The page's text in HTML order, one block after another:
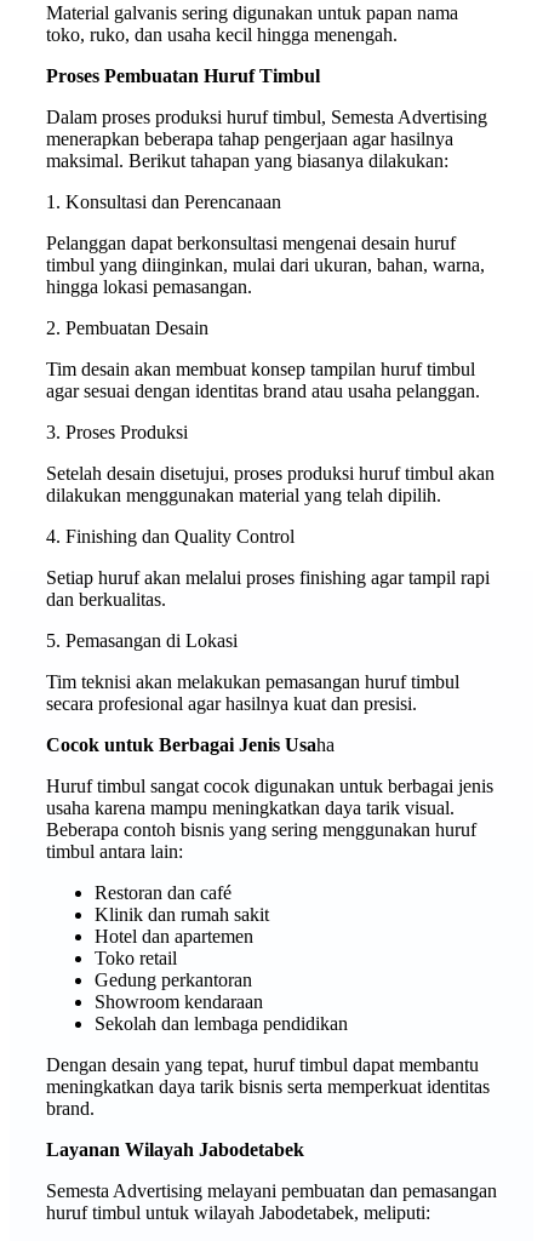
Material galvanis sering digunakan untuk papan nama
toko, ruko, dan usaha kecil hingga menengah.
Proses Pembuatan Huruf Timbul
Dalam proses produksi huruf timbul, Semesta Advertising
menerapkan beberapa tahap pengerjaan agar hasilnya
maksimal. Berikut tahapan yang biasanya dilakukan:
1. Konsultasi dan Perencanaan
Pelanggan dapat berkonsultasi mengenai desain huruf
timbul yang diinginkan, mulai dari ukuran, bahan, warna,
hingga lokasi pemasangan.
2. Pembuatan Desain
Tim desain akan membuat konsep tampilan huruf timbul
agar sesuai dengan identitas brand atau usaha pelanggan.
3. Proses Produksi
Setelah desain disetujui, proses produksi huruf timbul akan
dilakukan menggunakan material yang telah dipilih.
4. Finishing dan Quality Control
Setiap huruf akan melalui proses finishing agar tampil rapi
dan berkualitas.
5. Pemasangan di Lokasi
Tim teknisi akan melakukan pemasangan huruf timbul
secara profesional agar hasilnya kuat dan presisi.
Cocok untuk Berbagai Jenis Usaha
Huruf timbul sangat cocok digunakan untuk berbagai jenis
usaha karena mampu meningkatkan daya tarik visual.
Beberapa contoh bisnis yang sering menggunakan huruf
timbul antara lain:
Restoran dan café
Klinik dan rumah sakit
Hotel dan apartemen
Toko retail
Gedung perkantoran
Showroom kendaraan
Sekolah dan lembaga pendidikan
Dengan desain yang tepat, huruf timbul dapat membantu
meningkatkan daya tarik bisnis serta memperkuat identitas
brand.
Layanan Wilayah Jabodetabek
Semesta Advertising melayani pembuatan dan pemasangan
huruf timbul untuk wilayah Jabodetabek, meliputi: